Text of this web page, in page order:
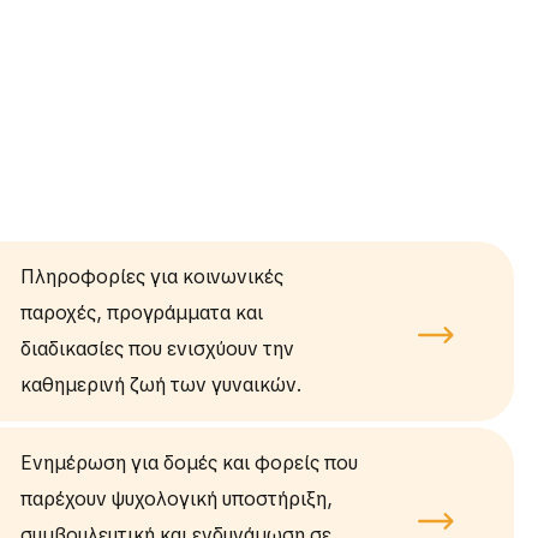
Πληροφορίες για κοινωνικές
παροχές, προγράμματα και
διαδικασίες που ενισχύουν την
καθημερινή ζωή των γυναικών.
Ενημέρωση για δομές και φορείς που
παρέχουν ψυχολογική υποστήριξη,